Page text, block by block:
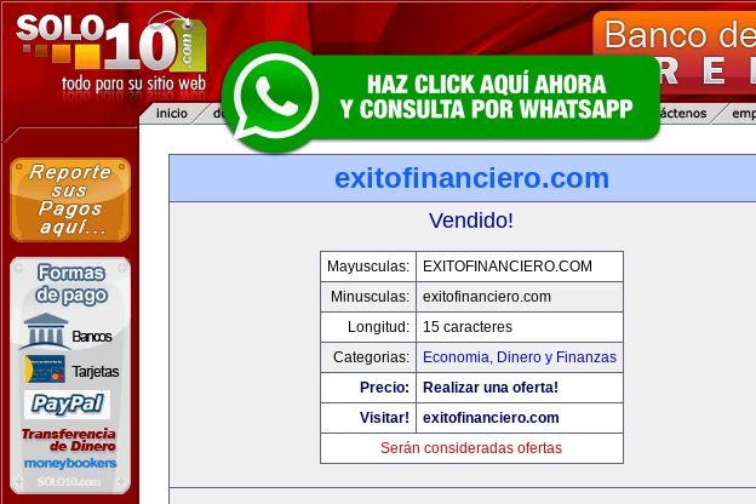
exitofinanciero.com
Vendido!
Mayusculas:
EXITOFINANCIERO.COM
Minusculas:
exitofinanciero.com
Longitud:
15 caracteres
Categorias:
Economia, Dinero y Finanzas
Precio:
Realizar una oferta!
Visitar!
exitofinanciero.com
Serán consideradas ofertas